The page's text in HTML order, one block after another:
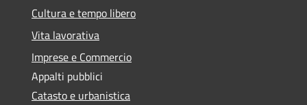
Cultura e tempo libero
Vita lavorativa
Imprese e Commercio
Appalti pubblici
Catasto e urbanistica